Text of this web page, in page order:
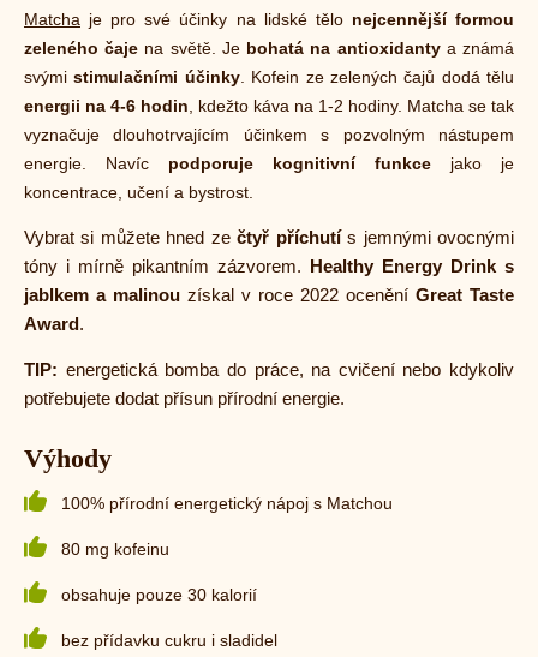
Matcha je pro své účinky na lidské tělo nejcennější formou
zeleného čaje na světě. Je bohatá na antioxidantya známá
svýmistimulačními účinky. Kofein ze zelených čajů dodá tělu
energii na 4-6 hodin , kdežto káva na 1-2 hodiny. Matcha se tak
vyznačuje dlouhotrvajícím účinkem s pozvolným nástupem
energie. Navíc podporuje kognitivní funkce jako je
koncentrace, učení a bystrost.
Vybrat si můžete hned zečtyř příchutís jemnými ovocnými
tóny i mírně pikantním zázvorem.
Healthy Energy Drink s
jablkem a malinou získal v roce 2022 ocenění Great Taste
Award .
TIP: energetická bomba do práce, na cvičení nebo kdykoliv
potřebujete dodat přísun přírodní energie.
Výhody
100% přírodní energetický nápoj s Matchou
80 mg kofeinu
obsahuje pouze 30 kalorií
bez přídavku cukru i sladidel